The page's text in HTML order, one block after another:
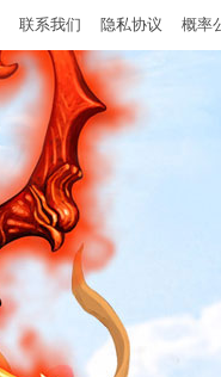
概率
隐私协议
联系我们